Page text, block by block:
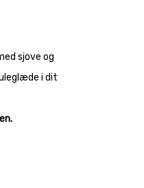
sjove og
i dit